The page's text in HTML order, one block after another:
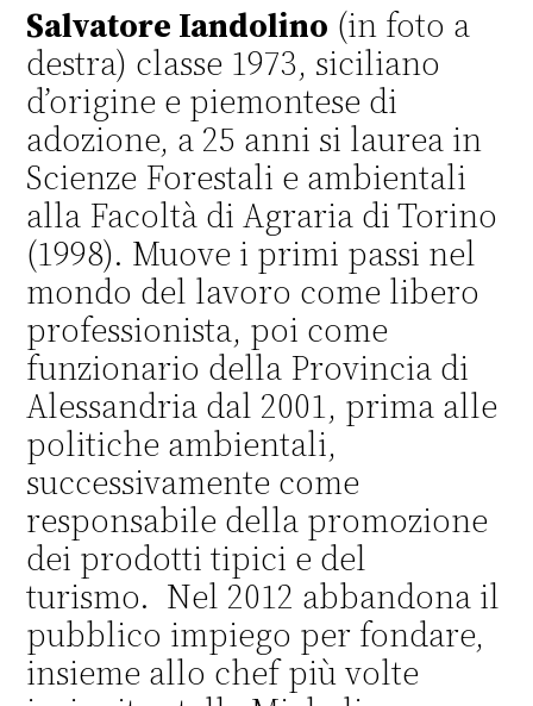
Salvatore Iandolino (in foto a
destra) classe 1973, siciliano
d’origine e piemontese di
adozione, a 25 anni si laurea in
Scienze Forestali e ambientali
alla Facoltà di Agraria di Torino
(1998). Muove i primi passi nel
mondo del lavoro come libero
professionista, poi come
funzionario della Provincia di
Alessandria dal 2001, prima alle
politiche ambientali,
successivamente come
responsabile della promozione
dei prodotti tipici e del
turismo. Nel 2012 abbandona il
pubblico impiego per fondare,
insieme allo chef più volte